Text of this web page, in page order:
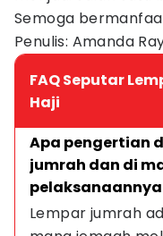
Semoga
Penulis: Amanda
FAQ Seputar
Haji
Apa pengertian
jumrah dan di
Lempar jumrah